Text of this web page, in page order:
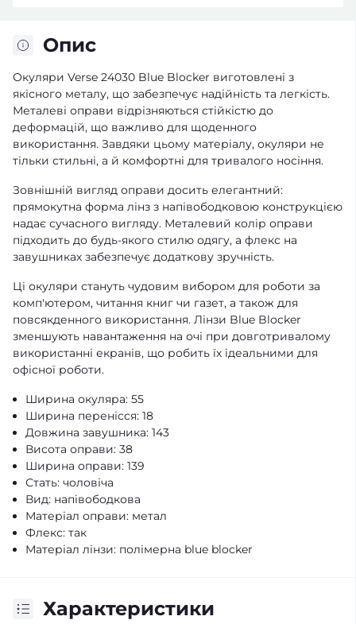
Опис
Окуляри Verse 24030 Blue Blocker виготовлені з
якісного металу, що забезпечує надійність та легкість.
Металеві оправи відрізняються стійкістю до
деформацій, що важливо для щоденного
використання. Завдяки цьому матеріалу, окуляри не
тільки стильні, а й комфортні для тривалого носіння.
Зовнішній вигляд оправи досить елегантний:
прямокутна форма лінз з напівободковою конструкцією
надає сучасного вигляду. Металевий колір оправи
підходить до будь-якого стилю одягу, а флекс на
завушниках забезпечує додаткову зручність.
Ці окуляри стануть чудовим вибором для роботи за
комп'ютером, читання книг чи газет, а також для
повсякденного використання. Лінзи Blue Blocker
зменшують навантаження на очі при довготривалому
використанні екранів, що робить їх ідеальними для
офісної роботи.
Ширина окуляра: 55
Ширина перенісся: 18
Довжина завушника: 143
Висота оправи: 38
Ширина оправи: 139
Стать: чоловіча
Вид: напівободкова
Матеріал оправи: метал
Флекс: так
Матеріал лінзи: полімерна blue blocker
Характеристики